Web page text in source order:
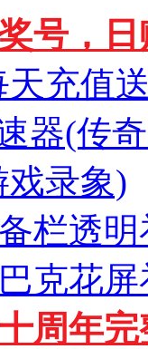
号，
充值
器(传
录象)
栏透明
克花屏
周年